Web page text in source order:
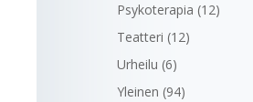
Psykoterapia (12)
Teatteri (12)
Urheilu (6)
Yleinen (94)